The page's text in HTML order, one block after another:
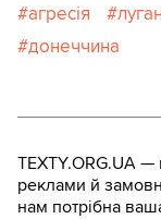
агресія
донеччина
TEXTY.ORG.UA
реклами й
нам потрібна